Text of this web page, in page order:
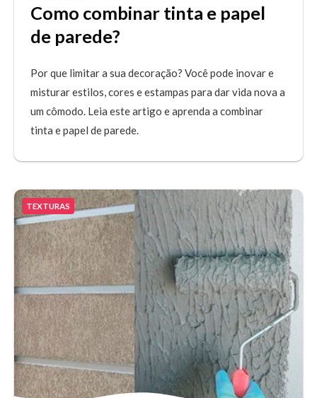
Como combinar tinta e papel
de parede?
Por que limitar a sua decoração? Você pode inovar e
misturar estilos, cores e estampas para dar vida nova a
um cômodo. Leia este artigo e aprenda a combinar
tinta e papel de parede.
TEXTURAS